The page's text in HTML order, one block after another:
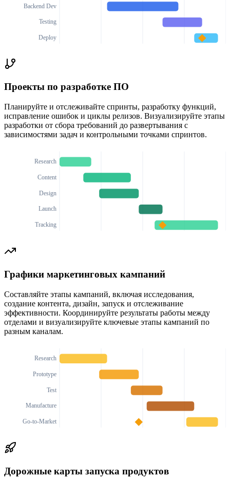
Backend Dev
Testing
Deploy
Проекты по разработке ПО
Планируйте и отслеживайте спринты, разработку функций,
исправление ошибок и циклы релизов. Визуализируйте этапы
разработки от сбора требований до развертывания с
зависимостями задач и контрольными точками спринтов.
Research
Content
Design
Launch
Tracking
Графики маркетинговых кампаний
Составляйте этапы кампаний, включая исследования,
создание контента, дизайн, запуск и отслеживание
эффективности. Координируйте результаты работы между
отделами и визуализируйте ключевые этапы кампаний по
разным каналам.
Research
Prototype
Test
Manufacture
Go-to-Market
Дорожные карты запуска продуктов